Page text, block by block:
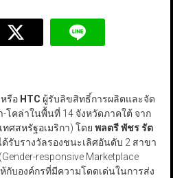
หรือ HTC ผู้รับลิขสิทธิ์การผลิตและจัด
คล่าในพื้นที่ 14 จังหวัดภาคใต้ จาก
ศสหรัฐอเมริกา) โดย พลตรี พัชร รัต
รับรางวัลรองชนะเลิศอันดับ 2 สาขา
responsive Marketplace
กับองค์กรที่มีความโดดเด่นในการส่ง